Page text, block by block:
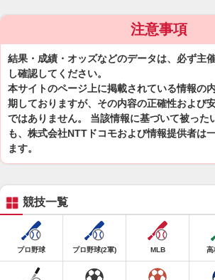
注意事項
結果・成績・オッズなどのデータは、必ず主
し確認してください。
本サイトのページ上に掲載されている情報の
期しておりますが、その内容の正確性および
ではありません。 当該情報に基づいて被った
も、株式会社NTTドコモおよび情報提供者は
ます。
競技一覧
プロ野球 プロ野球(2軍) MLB 高